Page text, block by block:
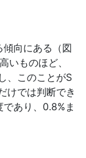
向にある（図
いものほど、
、このことがS
けでは判断でき
あり、0.8%ま